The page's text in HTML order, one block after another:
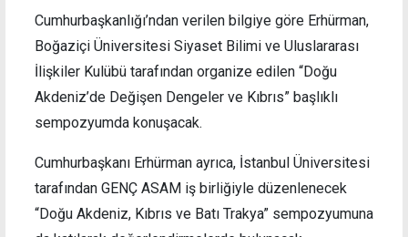
Cumhurbaşkanlığı’ndan verilen bilgiye göre Erhürman,
Boğaziçi Üniversitesi Siyaset Bilimi ve Uluslararası
İlişkiler Kulübü tarafından organize edilen “Doğu
Akdeniz’de Değişen Dengeler ve Kıbrıs” başlıklı
sempozyumda konuşacak.
Cumhurbaşkanı Erhürman ayrıca, İstanbul Üniversitesi
tarafından GENÇ ASAM iş birliğiyle düzenlenecek
“Doğu Akdeniz, Kıbrıs ve Batı Trakya” sempozyumuna